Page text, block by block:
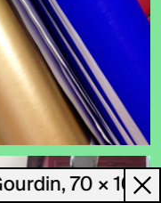
70 × 100